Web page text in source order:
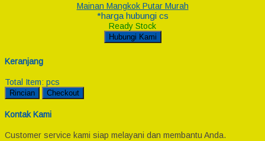
Mainan Mangkok Putar Murah
*harga hubungi cs
Ready Stock
Hubungi Kami
Keranjang
Total Item: pcs
Rincian Checkout
Kontak Kami
Customer service kami siap melayani dan membantu Anda.